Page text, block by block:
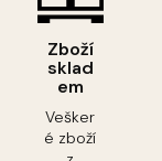
Zboží
sklad
em
Vešker
é zboží